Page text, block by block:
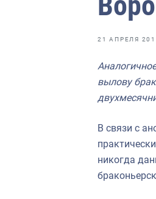
Большая африканская
События в России и мире
21 АПРЕЛЯ
вылову
В связи с
никогда